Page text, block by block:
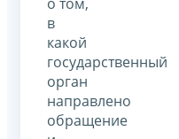
в
какой
государственный
орган
направлено
обращение